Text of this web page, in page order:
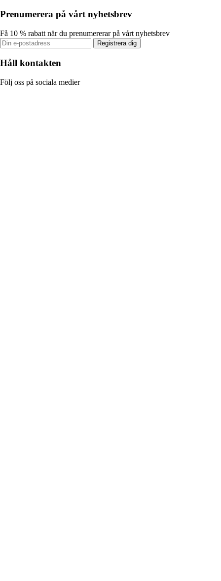
Prenumerera på vårt nyhetsbrev
Få 10 % rabatt när du prenumererar på vårt nyhetsbrev
Registrera dig
Håll kontakten
Följ oss på sociala medier